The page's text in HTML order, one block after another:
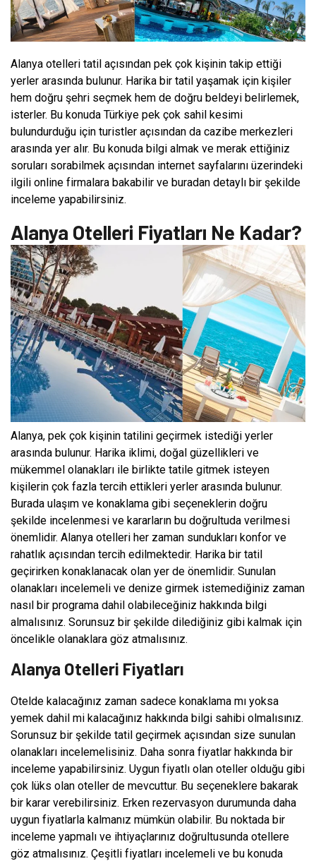
Alanya otelleri tatil açısından pek çok kişinin takip ettiği
yerler arasında bulunur. Harika bir tatil yaşamak için kişiler
hem doğru şehri seçmek hem de doğru beldeyi belirlemek,
isterler. Bu konuda Türkiye pek çok sahil kesimi
bulundurduğu için turistler açısından da cazibe merkezleri
arasında yer alır. Bu konuda bilgi almak ve merak ettiğiniz
soruları sorabilmek açısından internet sayfalarını üzerindeki
ilgili online firmalara bakabilir ve buradan detaylı bir şekilde
inceleme yapabilirsiniz.
Alanya Otelleri Fiyatları Ne Kadar?
Alanya, pek çok kişinin tatilini geçirmek istediği yerler
arasında bulunur. Harika iklimi, doğal güzellikleri ve
mükemmel olanakları ile birlikte tatile gitmek isteyen
kişilerin çok fazla tercih ettikleri yerler arasında bulunur.
Burada ulaşım ve konaklama gibi seçeneklerin doğru
şekilde incelenmesi ve kararların bu doğrultuda verilmesi
önemlidir. Alanya otelleri her zaman sundukları konfor ve
rahatlık açısından tercih edilmektedir. Harika bir tatil
geçirirken konaklanacak olan yer de önemlidir. Sunulan
olanakları incelemeli ve denize girmek istemediğiniz zaman
nasıl bir programa dahil olabileceğiniz hakkında bilgi
almalısınız. Sorunsuz bir şekilde dilediğiniz gibi kalmak için
öncelikle olanaklara göz atmalısınız.
Alanya Otelleri Fiyatları
Otelde kalacağınız zaman sadece konaklama mı yoksa
yemek dahil mi kalacağınız hakkında bilgi sahibi olmalısınız.
Sorunsuz bir şekilde tatil geçirmek açısından size sunulan
olanakları incelemelisiniz. Daha sonra fiyatlar hakkında bir
inceleme yapabilirsiniz. Uygun fiyatlı olan oteller olduğu gibi
çok lüks olan oteller de mevcuttur. Bu seçeneklere bakarak
bir karar verebilirsiniz. Erken rezervasyon durumunda daha
uygun fiyatlarla kalmanız mümkün olabilir. Bu noktada bir
inceleme yapmalı ve ihtiyaçlarınız doğrultusunda otellere
göz atmalısınız. Çeşitli fiyatları incelemeli ve bu konuda